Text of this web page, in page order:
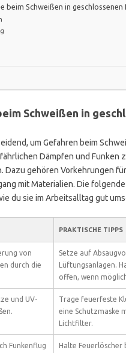
beim Schweißen in geschlossenen
Schweißen in
um Gefahren beim
Dämpfen und Funken
Dazu gehören Vorkehrungen
mit Materialien. Die
du sie im Arbeitsalltag gut
PRAKTISCHE TIPPS
von
durch die
Setze auf
Lüftungsanlagen.
offen, wenn
und UV-
Trage feuerfeste
eine Schutzmaske
Lichtfilter.
Funkenflug
Halte